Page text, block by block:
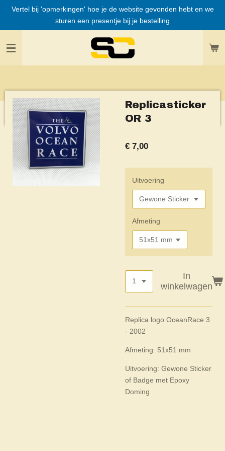
Ga
de
Vertel bij 'opmerkingen' hoe je de website gevonden hebt en we
sturen een presentje bij je bestelling
Replicasticker
OR 3
€ 7,00
Uitvoering
Afmeting
In
winkelwagen
Replica logo OceanRace 3
- 2002
Afmeting: 51x51 mm
Uitvoering: Gewone Sticker
of Badge met Epoxy
Doming